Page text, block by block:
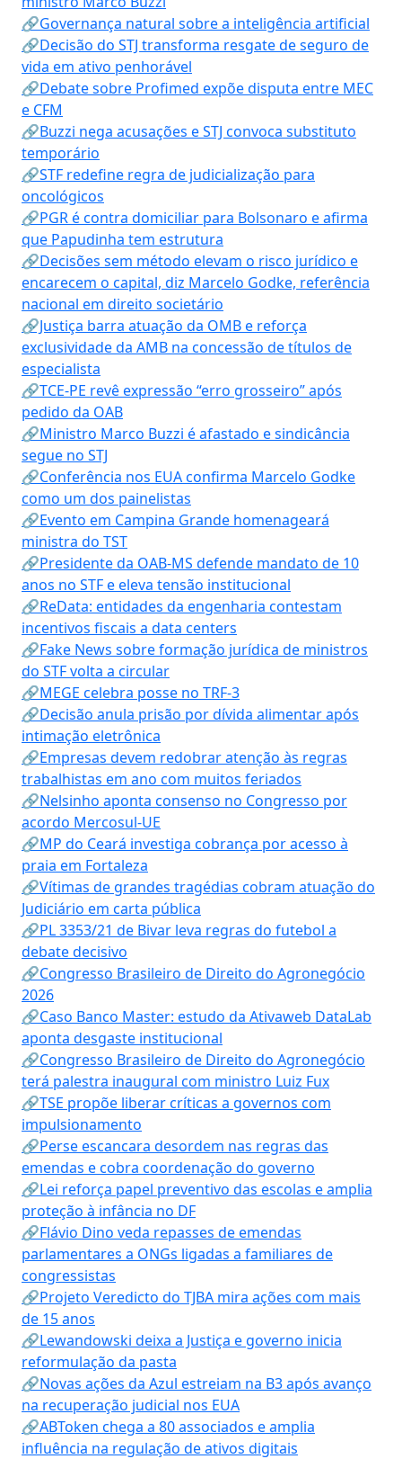
🔗Governança natural sobre a inteligência artificial
🔗Decisão do STJ transforma resgate de seguro de
vida em ativo penhorável
🔗Debate sobre Profimed expõe disputa entre MEC
e CFM
🔗Buzzi nega acusações e STJ convoca substituto
temporário
🔗STF redefine regra de judicialização para
oncológicos
🔗PGR é contra domiciliar para Bolsonaro e afirma
que Papudinha tem estrutura
🔗Decisões sem método elevam o risco jurídico e
encarecem o capital, diz Marcelo Godke, referência
nacional em direito societário
🔗Justiça barra atuação da OMB e reforça
exclusividade da AMB na concessão de títulos de
especialista
🔗TCE-PE revê expressão “erro grosseiro” após
pedido da OAB
🔗Ministro Marco Buzzi é afastado e sindicância
segue no STJ
🔗Conferência nos EUA confirma Marcelo Godke
como um dos painelistas
🔗Evento em Campina Grande homenageará
ministra do TST
🔗Presidente da OAB-MS defende mandato de 10
anos no STF e eleva tensão institucional
🔗ReData: entidades da engenharia contestam
incentivos fiscais a data centers
🔗Fake News sobre formação jurídica de ministros
do STF volta a circular
🔗MEGE celebra posse no TRF-3
🔗Decisão anula prisão por dívida alimentar após
intimação eletrônica
🔗Empresas devem redobrar atenção às regras
trabalhistas em ano com muitos feriados
🔗Nelsinho aponta consenso no Congresso por
acordo Mercosul-UE
🔗MP do Ceará investiga cobrança por acesso à
praia em Fortaleza
🔗Vítimas de grandes tragédias cobram atuação do
Judiciário em carta pública
🔗PL 3353/21 de Bivar leva regras do futebol a
debate decisivo
🔗Congresso Brasileiro de Direito do Agronegócio
2026
🔗Caso Banco Master: estudo da Ativaweb DataLab
aponta desgaste institucional
🔗Congresso Brasileiro de Direito do Agronegócio
terá palestra inaugural com ministro Luiz Fux
🔗TSE propõe liberar críticas a governos com
impulsionamento
🔗Perse escancara desordem nas regras das
emendas e cobra coordenação do governo
🔗Lei reforça papel preventivo das escolas e amplia
proteção à infância no DF
🔗Flávio Dino veda repasses de emendas
parlamentares a ONGs ligadas a familiares de
congressistas
🔗Projeto Veredicto do TJBA mira ações com mais
de 15 anos
🔗Lewandowski deixa a Justiça e governo inicia
reformulação da pasta
🔗Novas ações da Azul estreiam na B3 após avanço
na recuperação judicial nos EUA
🔗ABToken chega a 80 associados e amplia
influência na regulação de ativos digitais